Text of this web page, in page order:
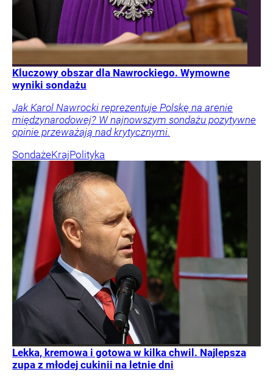
Kluczowy obszar dla Nawrockiego. Wymowne
wyniki sondażu
Jak Karol Nawrocki reprezentuje Polskę na arenie
międzynarodowej? W najnowszym sondażu pozytywne
opinie przeważają nad krytycznymi.
SondażeKrajPolityka
Lekka, kremowa i gotowa w kilka chwil. Najlepsza
zupa z młodej cukinii na letnie dni